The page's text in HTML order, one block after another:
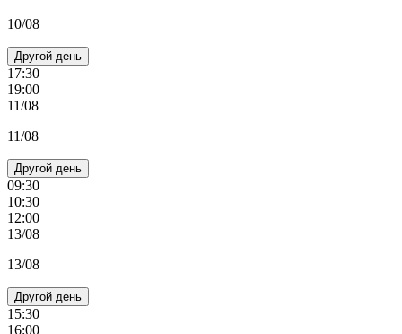
10/08
Другой день
17:30
19:00
11/08
11/08
Другой день
09:30
10:30
12:00
13/08
13/08
Другой день
15:30
16:00